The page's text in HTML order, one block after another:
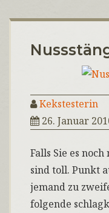
Kekstesterin
26. Januar
Falls Sie es
sind toll. Punkt
jemand zu
folgende